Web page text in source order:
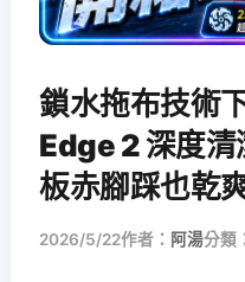
鎖水拖布技術
Edge 2 深度
板赤腳踩也乾
2026/5/22作者： 阿湯分類